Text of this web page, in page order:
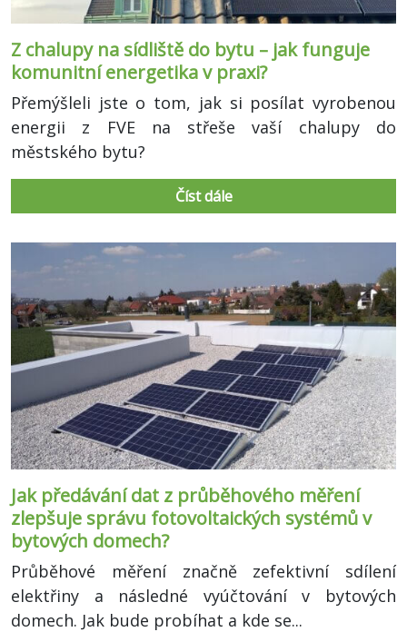
Z chalupy na sídliště do bytu – jak funguje
komunitní energetika v praxi?
Přemýšleli jste o tom, jak si posílat vyrobenou
energii z FVE na střeše vaší chalupy do
městského bytu?
Číst dále
Jak předávání dat z průběhového měření
zlepšuje správu fotovoltaických systémů v
bytových domech?
Průběhové měření značně zefektivní sdílení
elektřiny a následné vyúčtování v bytových
domech. Jak bude probíhat a kde se...